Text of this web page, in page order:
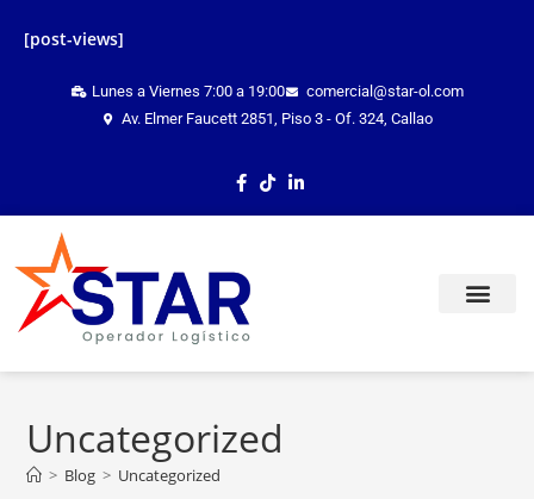
[post-views]
Lunes a Viernes 7:00 a 19:00
comercial@star-ol.com
Av. Elmer Faucett 2851, Piso 3 - Of. 324, Callao
Uncategorized
> Blog > Uncategorized